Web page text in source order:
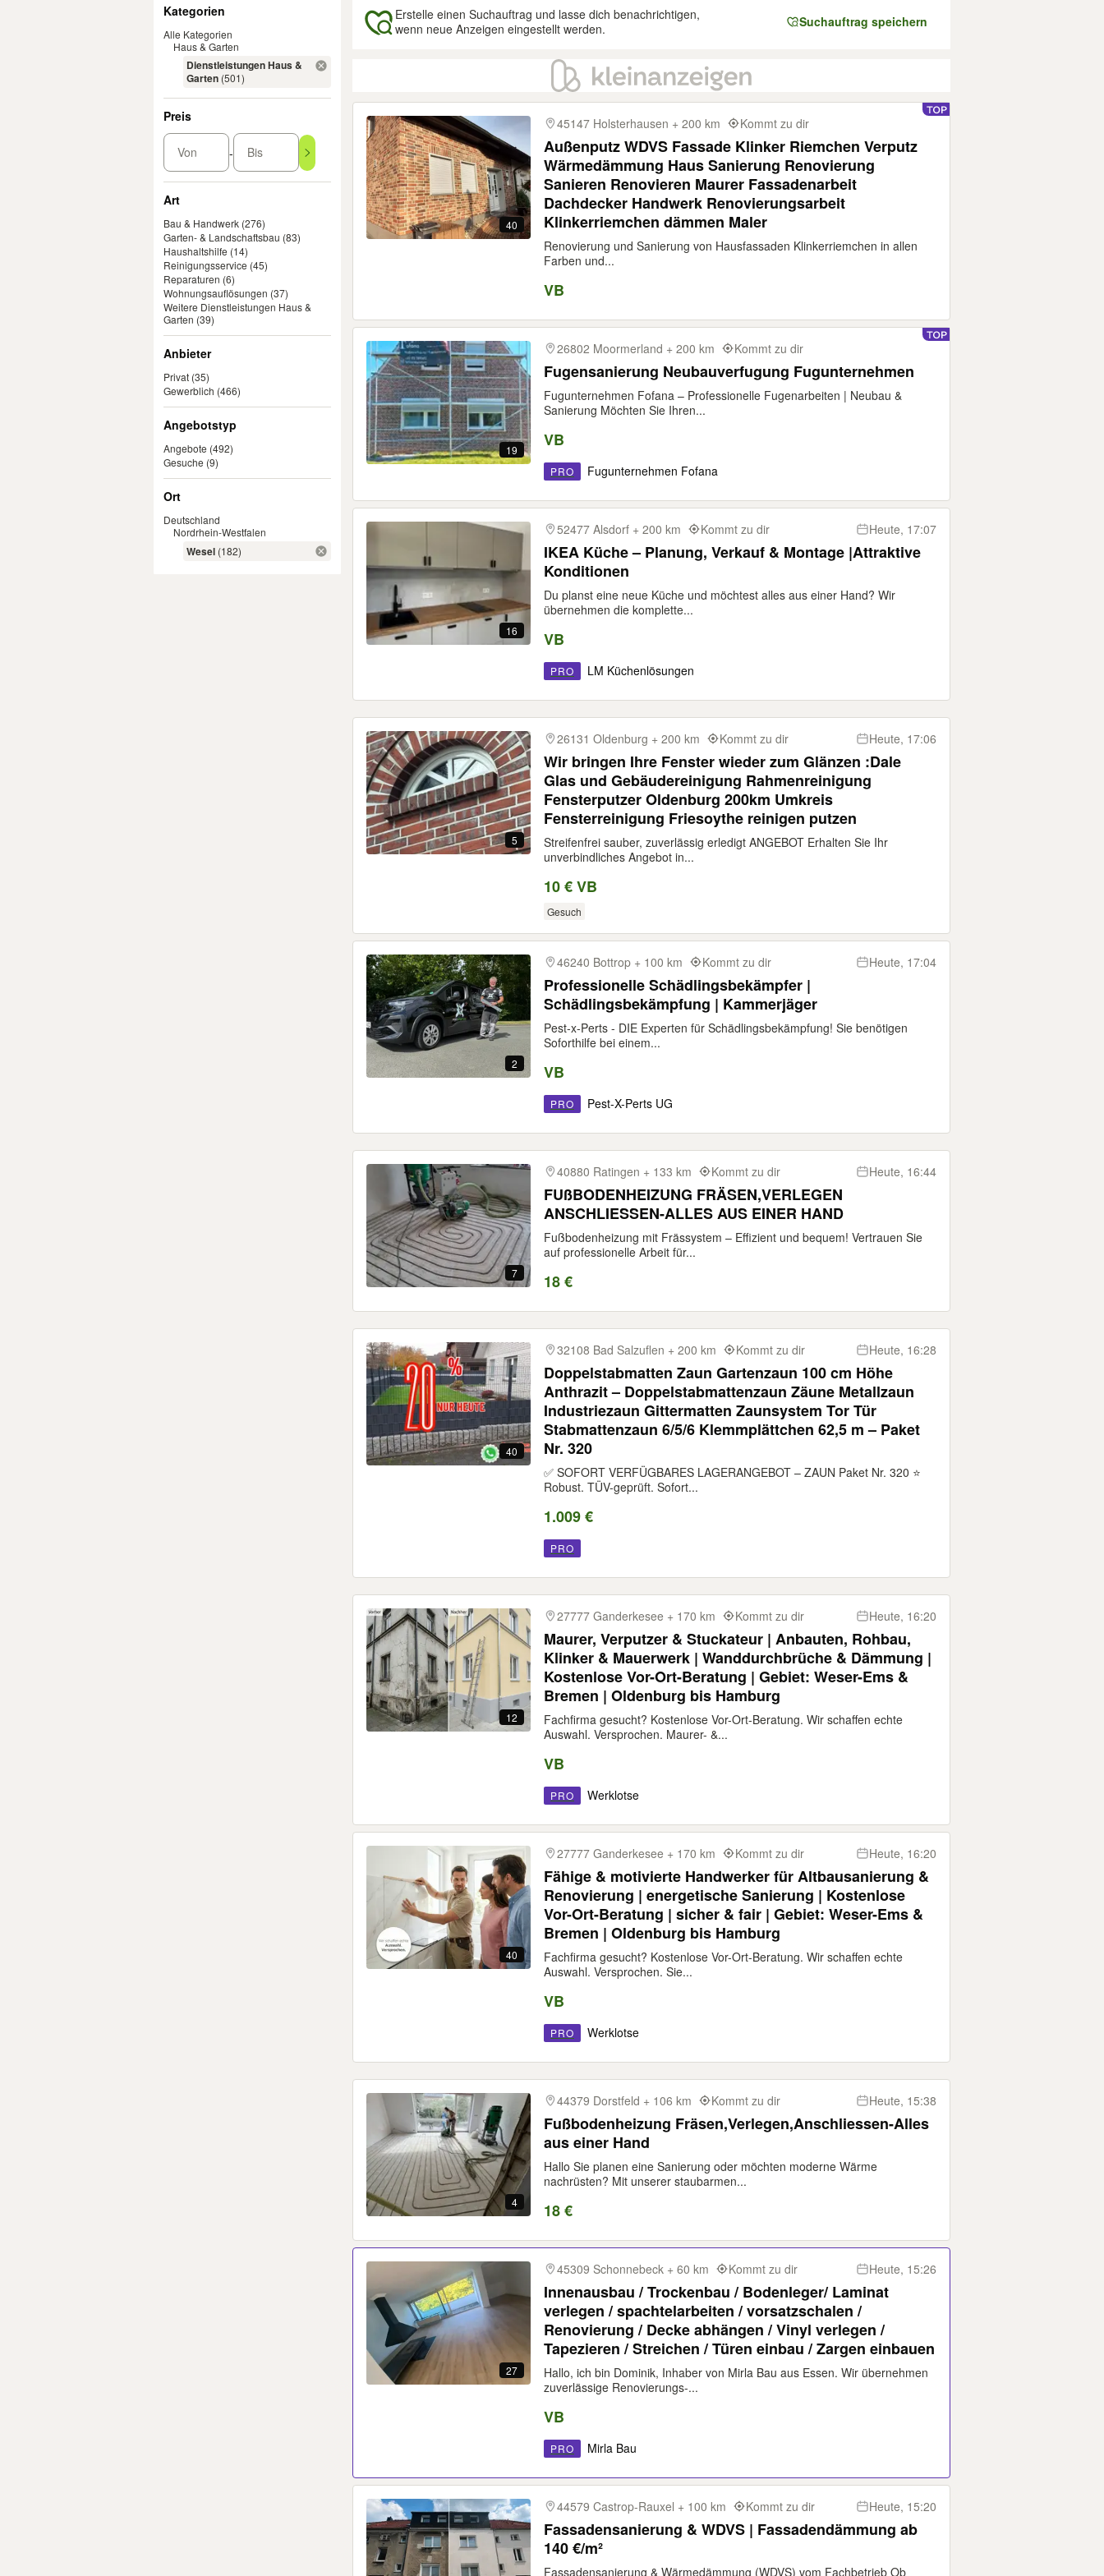
Kategorien
Alle Kategorien
Haus & Garten
Dienstleistungen Haus &
Garten (501)
Preis
Von - Bis
Art
Bau & Handwerk (276)
Garten- & Landschaftsbau (83)
Haushaltshilfe (14)
Reinigungsservice (45)
Reparaturen (6)
Wohnungsauflösungen (37)
Weitere Dienstleistungen Haus &
Garten (39)
Anbieter
Privat (35)
Gewerblich (466)
Angebotstyp
Angebote (492)
Gesuche (9)
Ort
Deutschland
Nordrhein-Westfalen
Wesel (182)
Erstelle einen Suchauftrag und lasse dich benachrichtigen,
wenn neue Anzeigen eingestellt werden.
Suchauftrag speichern
Ergebnisse
40
45147 Holsterhausen + 200 km Kommt zu dir
Außenputz WDVS Fassade Klinker Riemchen Verputz
Wärmedämmung Haus Sanierung Renovierung
Sanieren Renovieren Maurer Fassadenarbeit
Dachdecker Handwerk Renovierungsarbeit
Klinkerriemchen dämmen Maler
Renovierung und Sanierung von Hausfassaden Klinkerriemchen in allen
Farben und...
VB
19
26802 Moormerland + 200 km Kommt zu dir
Fugensanierung Neubauverfugung Fugunternehmen
Fugunternehmen Fofana – Professionelle Fugenarbeiten | Neubau &
Sanierung Möchten Sie Ihren...
VB
PRO Fugunternehmen Fofana
16
52477 Alsdorf + 200 km Kommt zu dir Heute, 17:07
IKEA Küche – Planung, Verkauf & Montage |Attraktive
Konditionen
Du planst eine neue Küche und möchtest alles aus einer Hand? Wir
übernehmen die komplette...
VB
PRO LM Küchenlösungen
5
26131 Oldenburg + 200 km Kommt zu dir Heute, 17:06
Wir bringen Ihre Fenster wieder zum Glänzen :Dale
Glas und Gebäudereinigung Rahmenreinigung
Fensterputzer Oldenburg 200km Umkreis
Fensterreinigung Friesoythe reinigen putzen
Streifenfrei sauber, zuverlässig erledigt ANGEBOT Erhalten Sie Ihr
unverbindliches Angebot in...
10 € VB
Gesuch
2
46240 Bottrop + 100 km Kommt zu dir Heute, 17:04
Professionelle Schädlingsbekämpfer |
Schädlingsbekämpfung | Kammerjäger
Pest-x-Perts - DIE Experten für Schädlingsbekämpfung! Sie benötigen
Soforthilfe bei einem...
VB
PRO Pest-X-Perts UG
7
40880 Ratingen + 133 km Kommt zu dir Heute, 16:44
FUßBODENHEIZUNG FRÄSEN,VERLEGEN
ANSCHLIESSEN-ALLES AUS EINER HAND
Fußbodenheizung mit Frässystem – Effizient und bequem! Vertrauen Sie
auf professionelle Arbeit für...
18 €
40
32108 Bad Salzuflen + 200 km Kommt zu dir Heute, 16:28
Doppelstabmatten Zaun Gartenzaun 100 cm Höhe
Anthrazit – Doppelstabmattenzaun Zäune Metallzaun
Industriezaun Gittermatten Zaunsystem Tor Tür
Stabmattenzaun 6/5/6 Klemmplättchen 62,5 m – Paket
Nr. 320
✅ SOFORT VERFÜGBARES LAGERANGEBOT – ZAUN Paket Nr. 320 ⭐
Robust. TÜV-geprüft. Sofort...
1.009 €
PRO
12
27777 Ganderkesee + 170 km Kommt zu dir Heute, 16:20
Maurer, Verputzer & Stuckateur | Anbauten, Rohbau,
Klinker & Mauerwerk | Wanddurchbrüche & Dämmung |
Kostenlose Vor-Ort-Beratung | Gebiet: Weser-Ems &
Bremen | Oldenburg bis Hamburg
Fachfirma gesucht? Kostenlose Vor-Ort-Beratung. Wir schaffen echte
Auswahl. Versprochen. Maurer- &...
VB
PRO Werklotse
40
27777 Ganderkesee + 170 km Kommt zu dir Heute, 16:20
Fähige & motivierte Handwerker für Altbausanierung &
Renovierung | energetische Sanierung | Kostenlose
Vor-Ort-Beratung | sicher & fair | Gebiet: Weser-Ems &
Bremen | Oldenburg bis Hamburg
Fachfirma gesucht? Kostenlose Vor-Ort-Beratung. Wir schaffen echte
Auswahl. Versprochen. Sie...
VB
PRO Werklotse
4
44379 Dorstfeld + 106 km Kommt zu dir Heute, 15:38
Fußbodenheizung Fräsen,Verlegen,Anschliessen-Alles
aus einer Hand
Hallo Sie planen eine Sanierung oder möchten moderne Wärme
nachrüsten? Mit unserer staubarmen...
18 €
27
45309 Schonnebeck + 60 km Kommt zu dir Heute, 15:26
Innenausbau / Trockenbau / Bodenleger/ Laminat
verlegen / spachtelarbeiten / vorsatzschalen /
Renovierung / Decke abhängen / Vinyl verlegen /
Tapezieren / Streichen / Türen einbau / Zargen einbauen
Hallo, ich bin Dominik, Inhaber von Mirla Bau aus Essen. Wir übernehmen
zuverlässige Renovierungs-...
VB
PRO Mirla Bau
44579 Castrop-Rauxel + 100 km Kommt zu dir Heute, 15:20
Fassadensanierung & WDVS | Fassadendämmung ab
140 €/m²
Fassadensanierung & Wärmedämmung (WDVS) vom Fachbetrieb Ob